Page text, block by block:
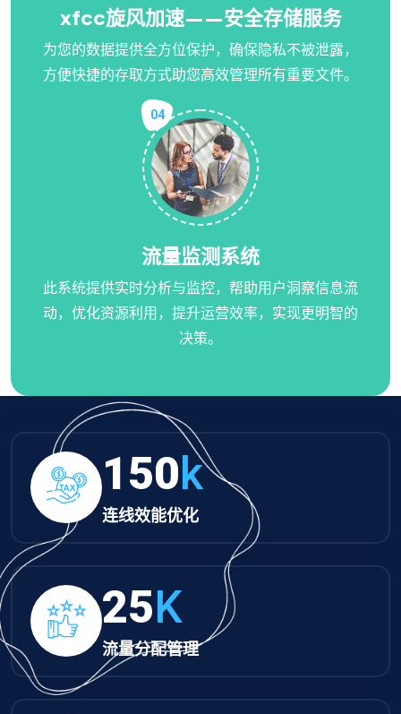
xfcc旋风加速——安全存储服务
为您的数据提供全方位保护，确保隐私不被泄露，
方便快捷的存取方式助您高效管理所有重要文件。
04
流量监测系统
此系统提供实时分析与监控，帮助用户洞察信息流
动，优化资源利用，提升运营效率，实现更明智的
决策。
150k
连线效能优化
25K
流量分配管理